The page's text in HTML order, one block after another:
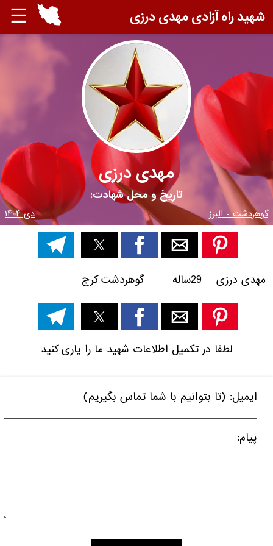
☰ شهید راه آزادی مهدی درزی
مهدی درزی
تاریخ و محل شهادت:
گوهردشت - البرز دی ۱۴۰۴
مهدی درزی 29ساله گوهردشت کرج
لطفا در تکمیل اطلاعات شهید ما را یاری کنید
ایمیل: (تا بتوانیم با شما تماس بگیریم)
پیام: